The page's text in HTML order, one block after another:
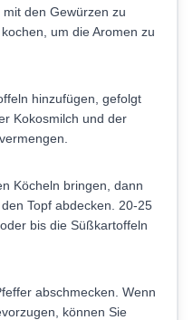
den Gewürzen zu
um die Aromen zu
hinzufügen, gefolgt
Kokosmilch und der
Köcheln bringen, dann
Topf abdecken. 20-25
bis die Süßkartoffeln
abschmecken. Wenn
können Sie